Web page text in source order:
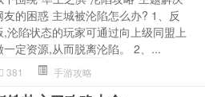
友的困惑 主城被沦陷怎么办? 1、反
,沦陷状态的玩家可通过向上级同盟上
一定资源,从而脱离沦陷。 2、...
381 手游攻略